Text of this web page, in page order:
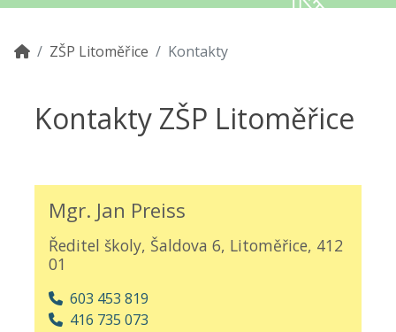
ZŠP Litoměřice Kontakty
Kontakty ZŠP Litoměřice
Mgr. Jan Preiss
Ředitel školy, Šaldova 6, Litoměřice, 412
01
603 453 819
416 735 073